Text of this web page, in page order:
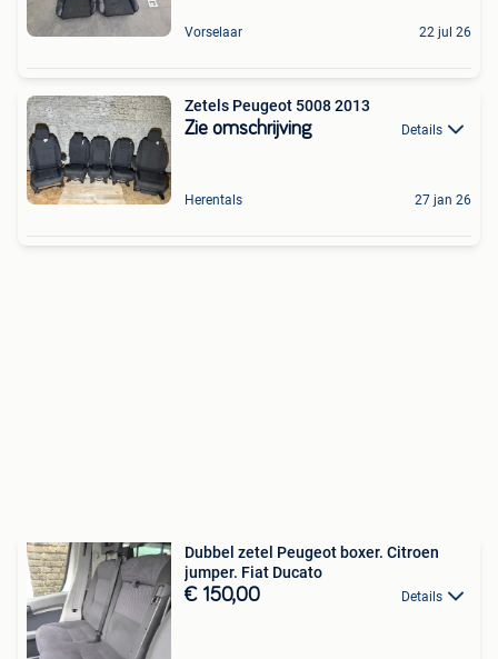
Vorselaar 22 jul 26
Zetels Peugeot 5008 2013
Zie omschrijving Details
Herentals 27 jan 26
Dubbel zetel Peugeot boxer. Citroen
jumper. Fiat Ducato
€ 150,00 Details